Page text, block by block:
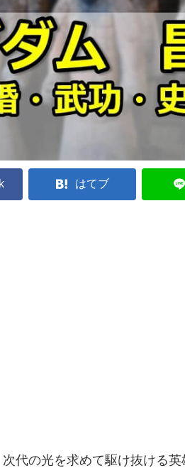
はてブ
代の光を求めて駆け抜ける英